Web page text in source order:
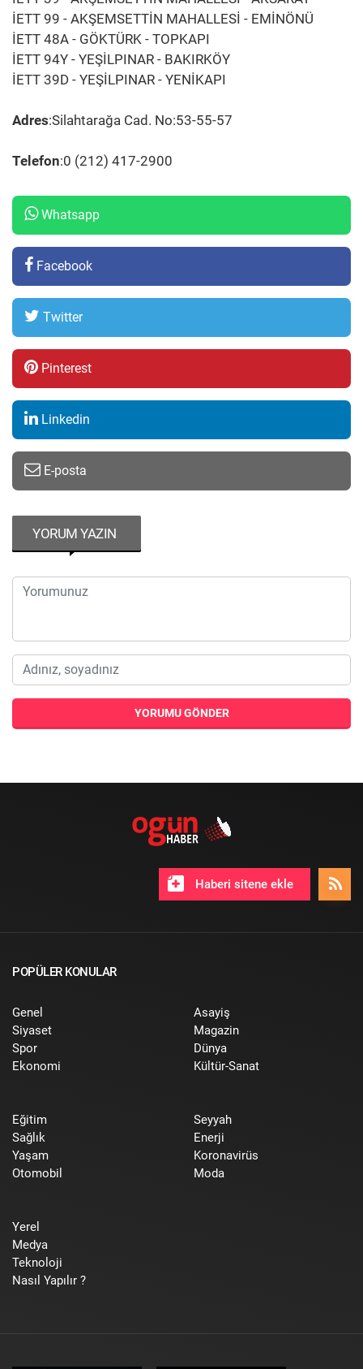
İETT 99 - AKŞEMSETTİN MAHALLESİ - EMİNÖNÜ
İETT 48A - GÖKTÜRK - TOPKAPI
İETT 94Y - YEŞİLPINAR - BAKIRKÖY
İETT 39D - YEŞİLPINAR - YENİKAPI
Adres:Silahtarağa Cad. No:53-55-57
Telefon:0 (212) 417-2900
Whatsapp
Facebook
Twitter
Pinterest
Linkedin
E-posta
YORUM YAZIN
YORUMU GÖNDER
Haberi sitene ekle
POPÜLER KONULAR
Genel
Siyaset
Spor
Ekonomi
Asayiş
Magazin
Dünya
Kültür-Sanat
Eğitim
Sağlık
Yaşam
Otomobil
Seyyah
Enerji
Koronavirüs
Moda
Yerel
Medya
Teknoloji
Nasıl Yapılır ?